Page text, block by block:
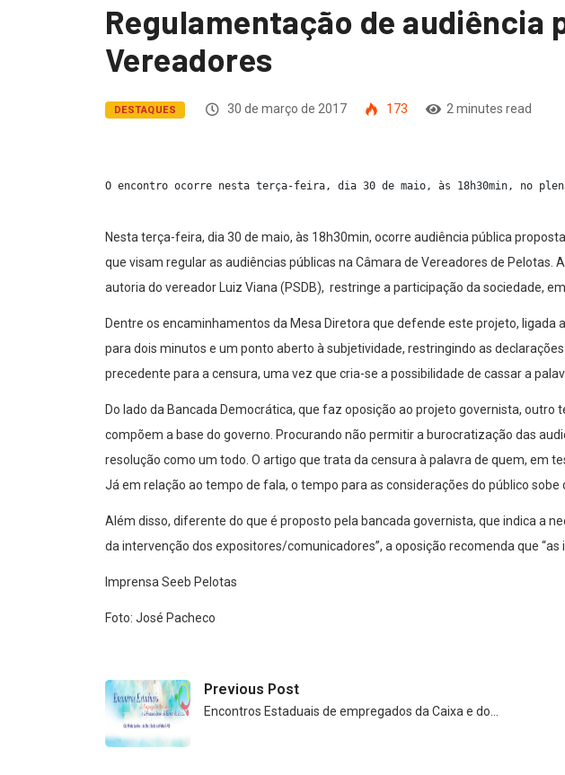
Regulamentação de audiência
Vereadores
DESTAQUES 30 de março de 2017 173 2 minutes read
O encontro ocorre nesta terça-feira, dia 30 de maio, às 18h30min, no
Nesta terça-feira, dia 30 de maio, às 18h30min, ocorre audiência pública
que visam regular as audiências públicas na Câmara de Vereadores de
autoria do vereador Luiz Viana (PSDB), restringe a participação da sociedade,
Dentre os encaminhamentos da Mesa Diretora que defende este projeto,
para dois minutos e um ponto aberto à subjetividade, restringindo as
precedente para a censura, uma vez que cria-se a possibilidade de cassar a
Do lado da Bancada Democrática, que faz oposição ao projeto governista,
compõem a base do governo. Procurando não permitir a burocratização das
resolução como um todo. O artigo que trata da censura à palavra de quem, em
Já em relação ao tempo de fala, o tempo para as considerações do público sobe
Além disso, diferente do que é proposto pela bancada governista, que indica a
da intervenção dos expositores/comunicadores”, a oposição recomenda que
Imprensa Seeb Pelotas
Foto: José Pacheco
Previous Post
Encontros Estaduais de empregados da Caixa e do…